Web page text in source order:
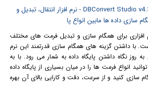
افزاری برای همگام سازی و تبدیل فرمت های مختلف
با داشتن گزینه های همگام سازی قدرتمند این نرم
به روز نگاه داشتن پایگاه داده به شمار می رود. با به
انواع فرمت ها را در میان بسیاری از پایگاه داده
سازی کنید و از سرعت، دقت و کارایی بالای آن بهره